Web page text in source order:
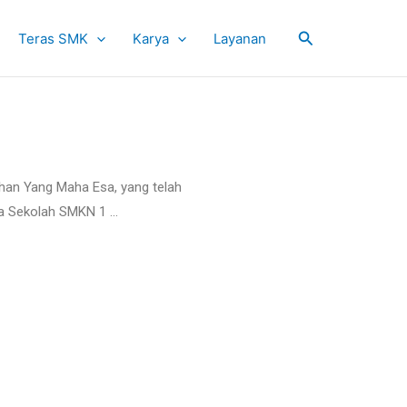
Teras SMK Karya Layanan Cari
Yang Maha Esa, yang telah
Sekolah SMKN 1 …